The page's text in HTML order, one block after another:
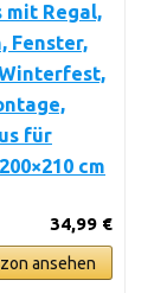
mit Regal,
Fenster,
für
cm
34,99 €
ansehen